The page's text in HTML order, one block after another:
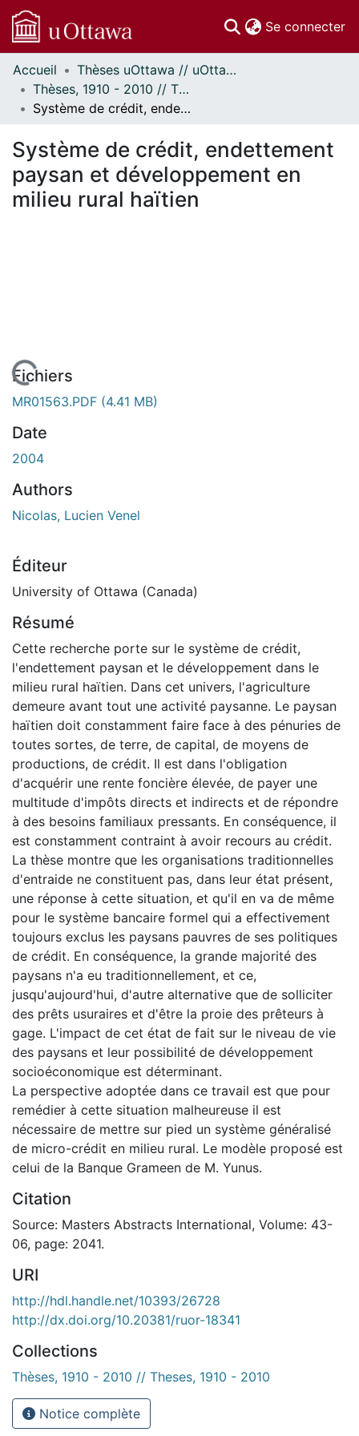
Se connecter
Communautés
et collections
Parcourir
À propos
Accueil
Thèses uOttawa // uOttawa Theses
Thèses, 1910 - 2010 // Theses, 1910 - 2010
Système de crédit, endettement paysan et développement en milieu rural haïtien
Système de crédit, endettement
paysan et développement en
milieu rural haïtien
En cours de chargement...
Fichiers
MR01563.PDF (4.41 MB)
Date
2004
Authors
Nicolas, Lucien Venel
Éditeur
University of Ottawa (Canada)
Résumé
Cette recherche porte sur le système de crédit,
l'endettement paysan et le développement dans le
milieu rural haïtien. Dans cet univers, l'agriculture
demeure avant tout une activité paysanne. Le paysan
haïtien doit constamment faire face à des pénuries de
toutes sortes, de terre, de capital, de moyens de
productions, de crédit. Il est dans l'obligation
d'acquérir une rente foncière élevée, de payer une
multitude d'impôts directs et indirects et de répondre
à des besoins familiaux pressants. En conséquence, il
est constamment contraint à avoir recours au crédit.
La thèse montre que les organisations traditionnelles
d'entraide ne constituent pas, dans leur état présent,
une réponse à cette situation, et qu'il en va de même
pour le système bancaire formel qui a effectivement
toujours exclus les paysans pauvres de ses politiques
de crédit. En conséquence, la grande majorité des
paysans n'a eu traditionnellement, et ce,
jusqu'aujourd'hui, d'autre alternative que de solliciter
des prêts usuraires et d'être la proie des prêteurs à
gage. L'impact de cet état de fait sur le niveau de vie
des paysans et leur possibilité de développement
socioéconomique est déterminant.
La perspective adoptée dans ce travail est que pour
remédier à cette situation malheureuse il est
nécessaire de mettre sur pied un système généralisé
de micro-crédit en milieu rural. Le modèle proposé est
celui de la Banque Grameen de M. Yunus.
Citation
Source: Masters Abstracts International, Volume: 43-
06, page: 2041.
URI
http://hdl.handle.net/10393/26728
http://dx.doi.org/10.20381/ruor-18341
Collections
Thèses, 1910 - 2010 // Theses, 1910 - 2010
Notice complète